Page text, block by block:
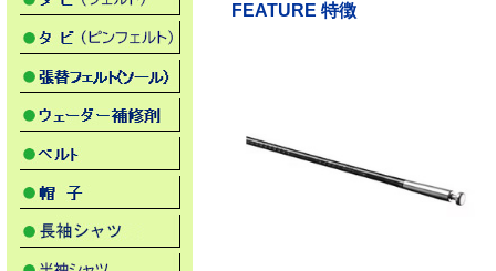
FEATURE 特徴